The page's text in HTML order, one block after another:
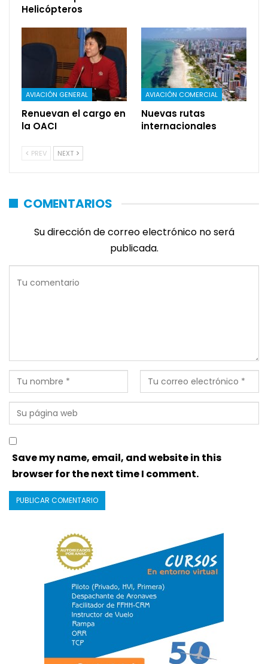
Helicópteros
AVIACIÓN GENERAL
Renuevan el cargo en
la OACI
AVIACIÓN COMERCIAL
Nuevas rutas
internacionales
PREV NEXT
COMENTARIOS
Su dirección de correo electrónico no será
publicada.
Save my name, email, and website in this
browser for the next time I comment.